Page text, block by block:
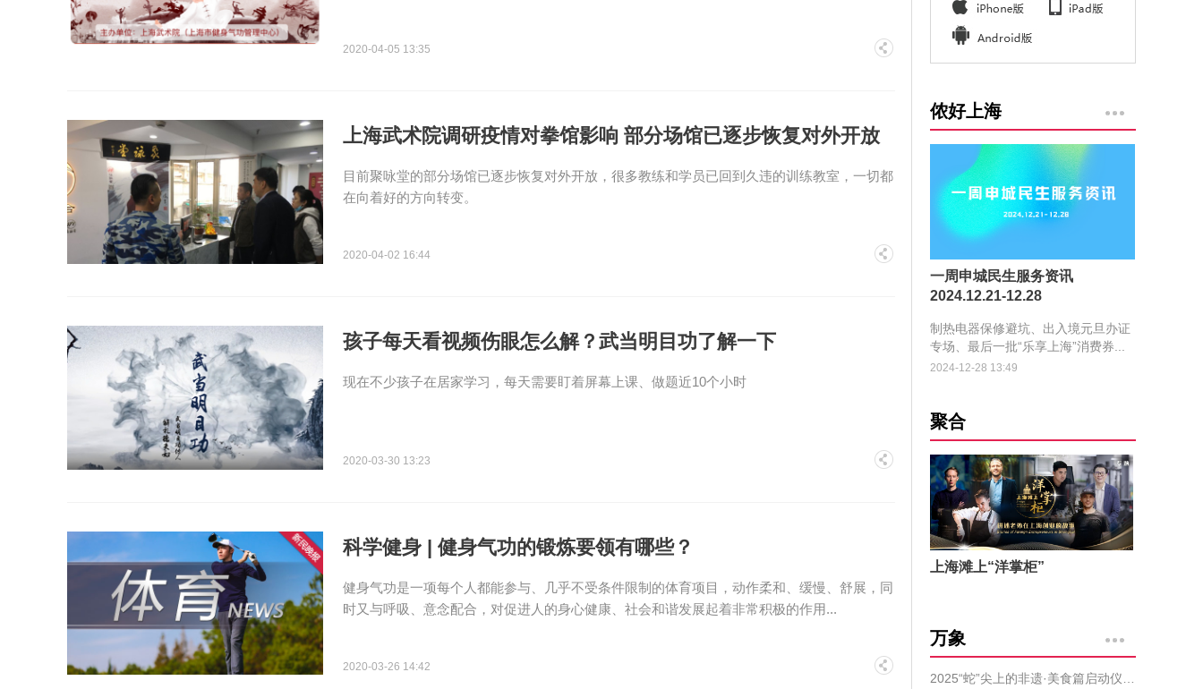
2020-04-05 13:35
上海武术院调研疫情对拳馆影响 部分场馆已逐步恢复对外开放
目前聚咏堂的部分场馆已逐步恢复对外开放，很多教练和学员已回到久违的训练教室，一切都
在向着好的方向转变。
2020-04-02 16:44
孩子每天看视频伤眼怎么解？武当明目功了解一下
现在不少孩子在居家学习，每天需要盯着屏幕上课、做题近10个小时
2020-03-30 13:23
科学健身 | 健身气功的锻炼要领有哪些？
健身气功是一项每个人都能参与、几乎不受条件限制的体育项目，动作柔和、缓慢、舒展，同
时又与呼吸、意念配合，对促进人的身心健康、社会和谐发展起着非常积极的作用...
2020-03-26 14:42
侬好上海
一周申城民生服务资讯
2024.12.21-12.28
制热电器保修避坑、出入境元旦办证
专场、最后一批“乐享上海”消费券...
2024-12-28 13:49
聚合
上海滩上“洋掌柜”
万象